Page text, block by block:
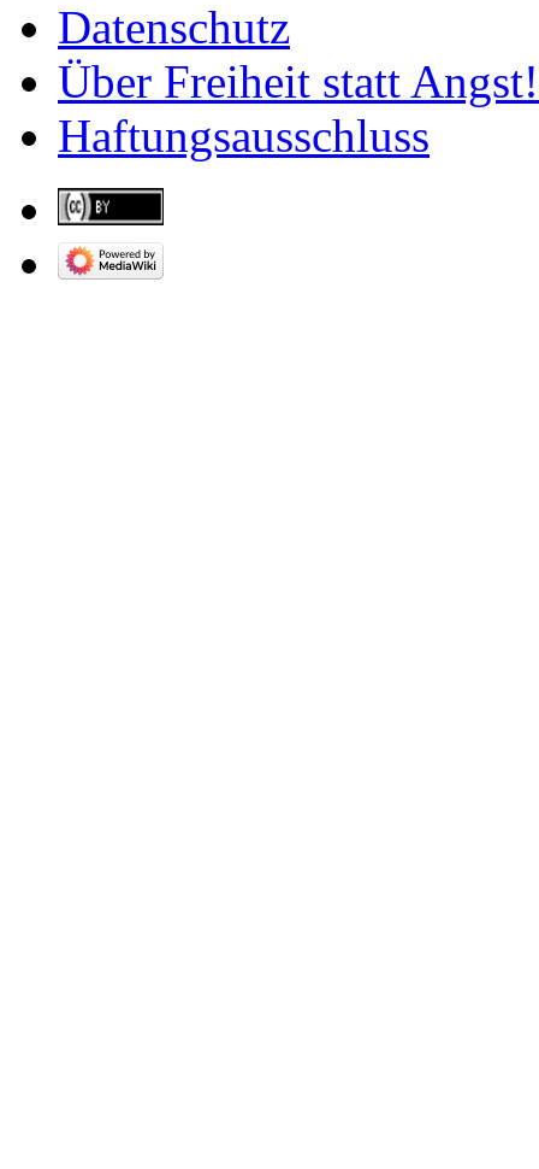
Datenschutz
Über Freiheit statt Angst!
Haftungsausschluss